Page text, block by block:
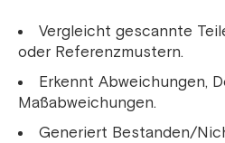
Vergleicht gescannte
oder Referenzmustern.
Erkennt Abweichungen,
Maßabweichungen.
Generiert Bestanden/